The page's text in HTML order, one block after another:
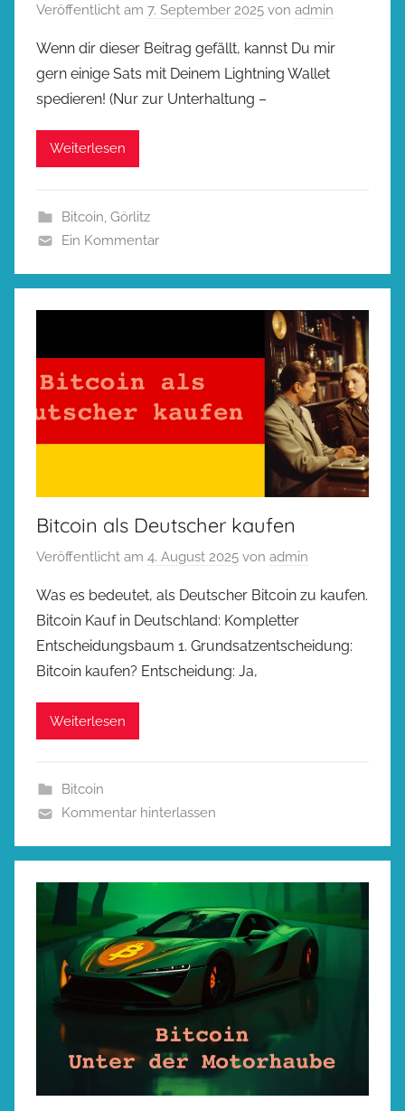
Veröffentlicht am 7. September 2025 von admin
Wenn dir dieser Beitrag gefällt, kannst Du mir
gern einige Sats mit Deinem Lightning Wallet
spedieren! (Nur zur Unterhaltung –
Weiterlesen
Bitcoin, Görlitz
Ein Kommentar
Bitcoin als Deutscher kaufen
Veröffentlicht am 4. August 2025 von admin
Was es bedeutet, als Deutscher Bitcoin zu kaufen.
Bitcoin Kauf in Deutschland: Kompletter
Entscheidungsbaum 1. Grundsatzentscheidung:
Bitcoin kaufen? Entscheidung: Ja,
Weiterlesen
Bitcoin
Kommentar hinterlassen